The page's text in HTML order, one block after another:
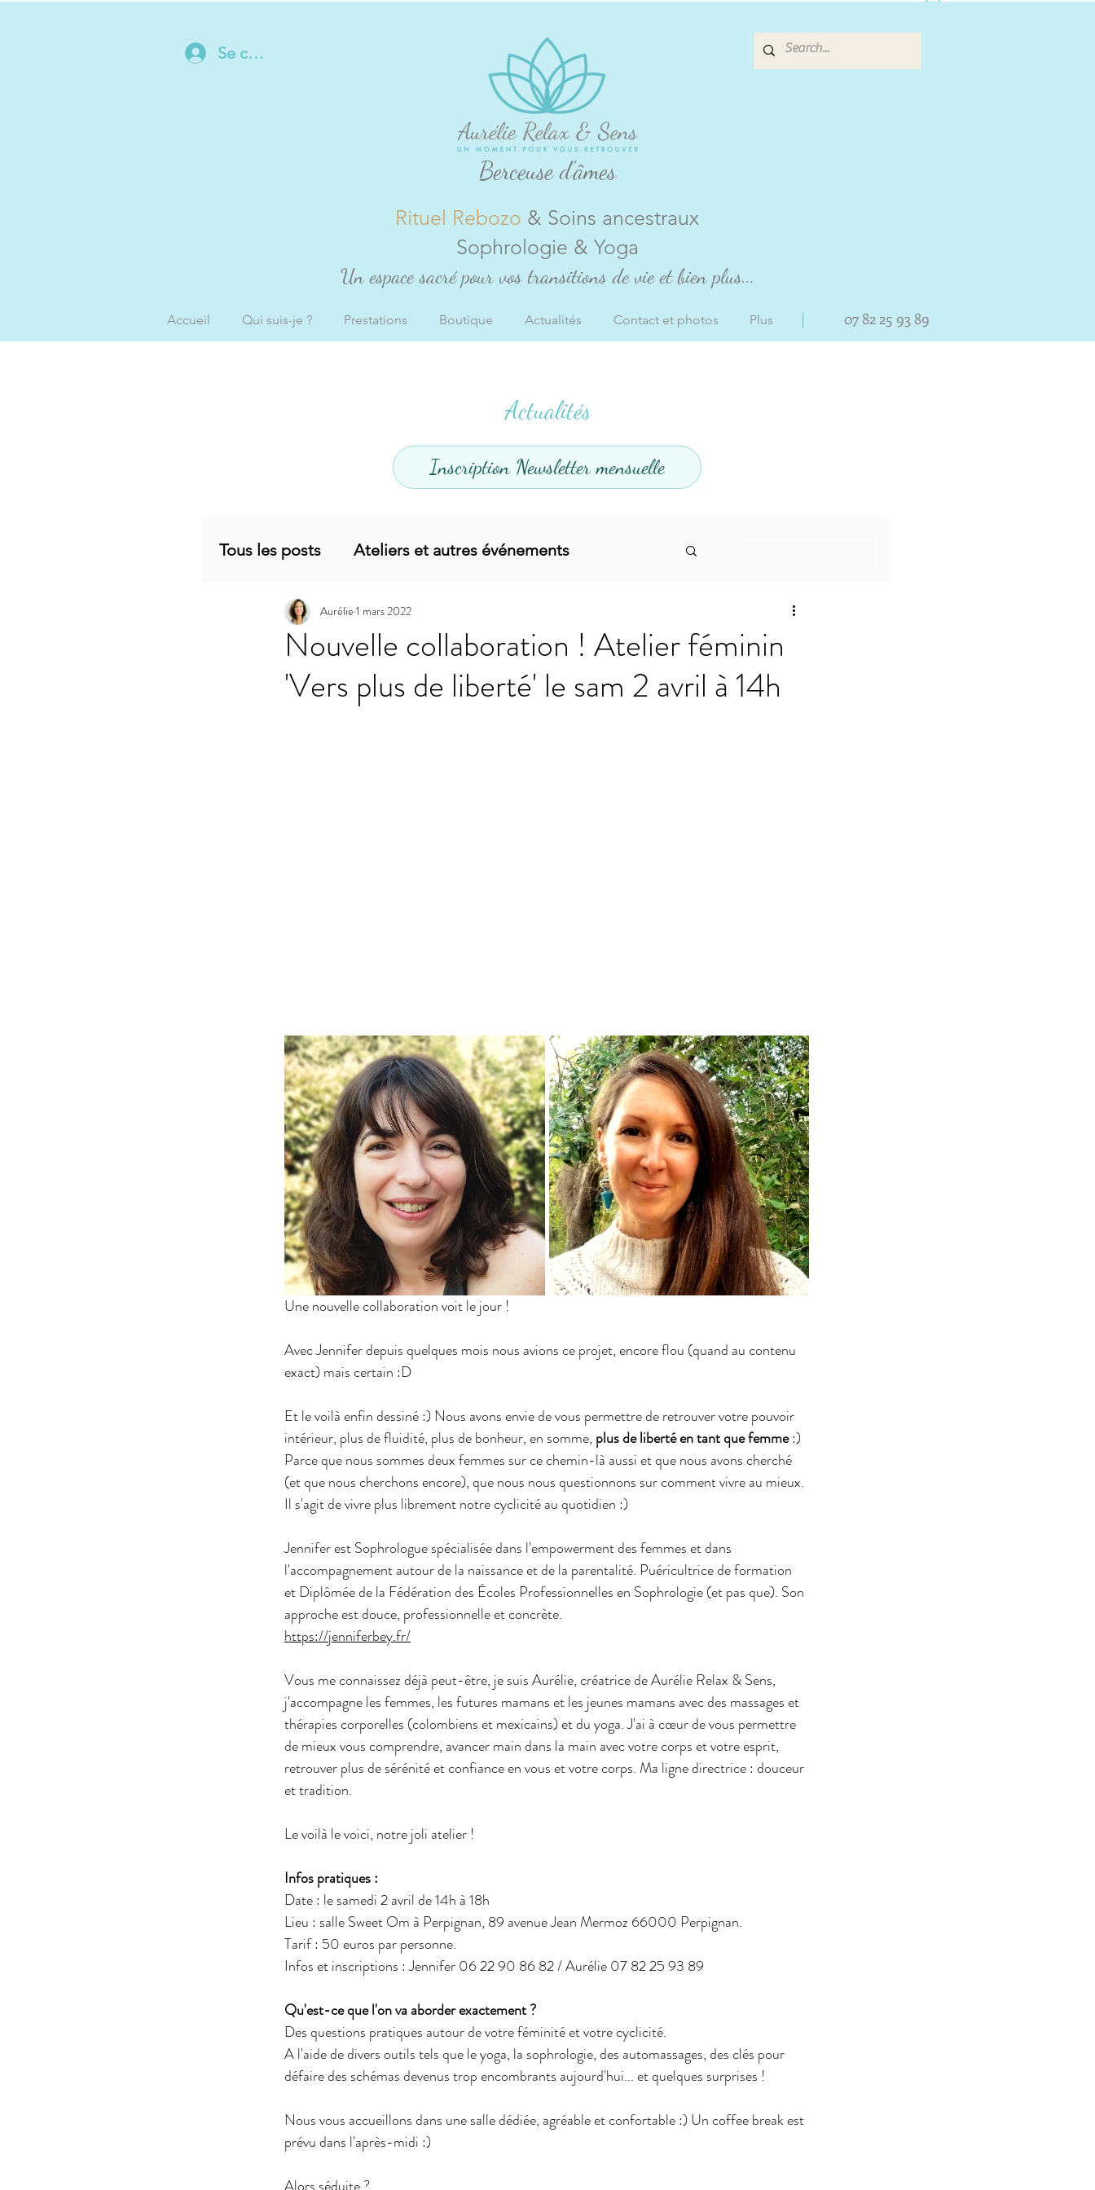
Actualités
Inscription Newsletter mensuelle
Tous les posts Ateliers et autres événements
Planning mensuel
Articles sujets divers Articles infos Yoga Soins
Nouvelle collaboration ! Atelier féminin
'Vers plus de liberté' le sam 2 avril à 14h
Aurélie 1 mars 2022
Une nouvelle collaboration voit le jour !
Avec Jennifer depuis quelques mois nous avions ce projet, encore flou (quand au contenu
exact) mais certain :D
Et le voilà enfin dessiné :) Nous avons envie de vous permettre de retrouver votre pouvoir
intérieur, plus de fluidité, plus de bonheur, en somme, plus de liberté en tant que femme :)
Parce que nous sommes deux femmes sur ce chemin-là aussi et que nous avons cherché
(et que nous cherchons encore), que nous nous questionnons sur comment vivre au mieux.
Il s'agit de vivre plus librement notre cyclicité au quotidien :)
Jennifer est Sophrologue spécialisée dans l'empowerment des femmes et dans
l'accompagnement autour de la naissance et de la parentalité. Puéricultrice de formation
et Diplômée de la Fédération des Écoles Professionnelles en Sophrologie (et pas que). Son
approche est douce, professionnelle et concrète.
https://jenniferbey.fr/
Vous me connaissez déjà peut-être, je suis Aurélie, créatrice de Aurélie Relax & Sens,
j'accompagne les femmes, les futures mamans et les jeunes mamans avec des massages et
thérapies corporelles (colombiens et mexicains) et du yoga. J'ai à cœur de vous permettre
de mieux vous comprendre, avancer main dans la main avec votre corps et votre esprit,
retrouver plus de sérénité et confiance en vous et votre corps. Ma ligne directrice : douceur
et tradition.
Le voilà le voici, notre joli atelier !
Infos pratiques :
Date : le samedi 2 avril de 14h à 18h
Lieu : salle Sweet Om à Perpignan, 89 avenue Jean Mermoz 66000 Perpignan.
Tarif : 50 euros par personne.
Infos et inscriptions : Jennifer 06 22 90 86 82 / Aurélie 07 82 25 93 89
Qu'est-ce que l'on va aborder exactement ?
Des questions pratiques autour de votre féminité et votre cyclicité.
A l'aide de divers outils tels que le yoga, la sophrologie, des automassages, des clés pour
défaire des schémas devenus trop encombrants aujourd'hui... et quelques surprises !
Nous vous accueillons dans une salle dédiée, agréable et confortable :) Un coffee break est
prévu dans l'après-midi :)
Alors séduite ?
Se connecter
Berceuse d'âmes
Rituel Rebozo & Soins ancestraux
Sophrologie & Yoga
Un espace sacré pour vos transitions de vie et bien plus...
Accueil Qui suis-je ? Prestations Boutique Actualités Contact et photos Plus | 07 82 25 93 89